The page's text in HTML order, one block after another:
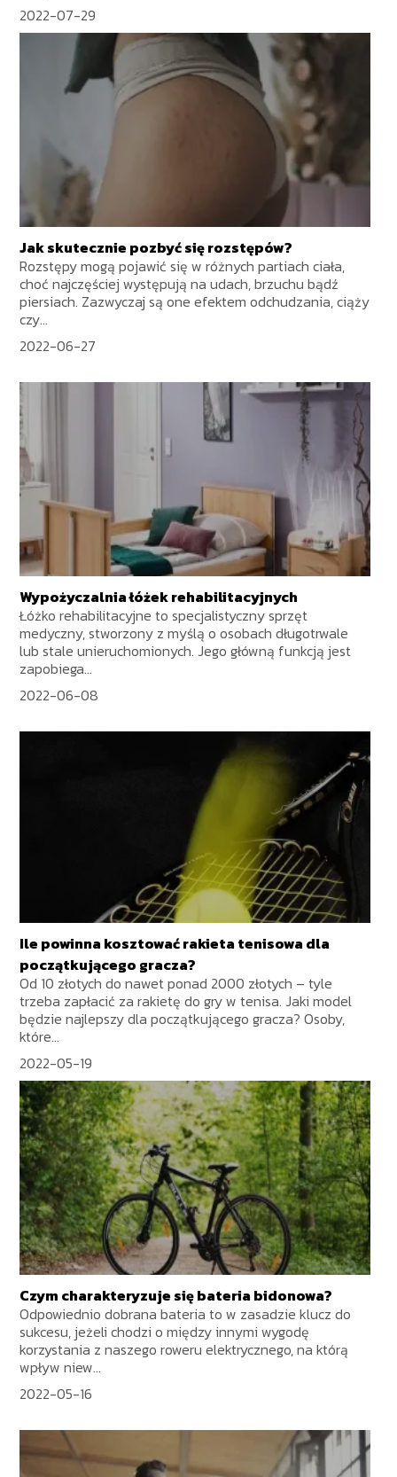
2022-07-29
Jak skutecznie pozbyć się rozstępów?
Rozstępy mogą pojawić się w różnych partiach ciała,
choć najczęściej występują na udach, brzuchu bądź
piersiach. Zazwyczaj są one efektem odchudzania, ciąży
czy...
2022-06-27
Wypożyczalnia łóżek rehabilitacyjnych
Łóżko rehabilitacyjne to specjalistyczny sprzęt
medyczny, stworzony z myślą o osobach długotrwale
lub stale unieruchomionych. Jego główną funkcją jest
zapobiega...
2022-06-08
Ile powinna kosztować rakieta tenisowa dla
początkującego gracza?
Od 10 złotych do nawet ponad 2000 złotych – tyle
trzeba zapłacić za rakietę do gry w tenisa. Jaki model
będzie najlepszy dla początkującego gracza? Osoby,
które...
2022-05-19
Czym charakteryzuje się bateria bidonowa?
Odpowiednio dobrana bateria to w zasadzie klucz do
sukcesu, jeżeli chodzi o między innymi wygodę
korzystania z naszego roweru elektrycznego, na którą
wpływ niew...
2022-05-16